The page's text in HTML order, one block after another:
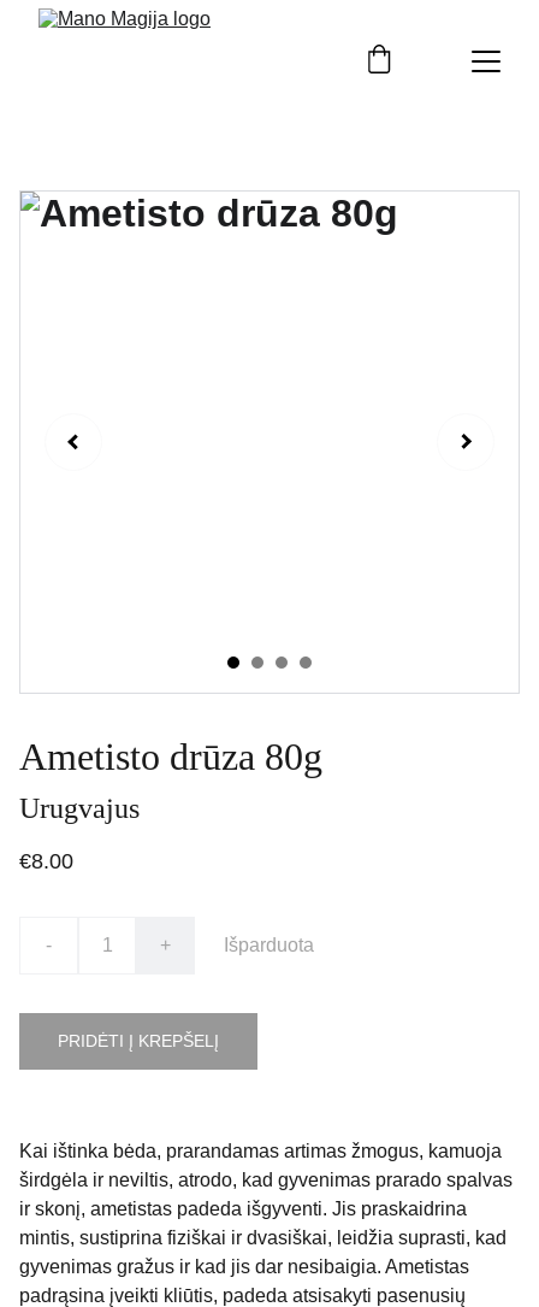
Ametisto drūza 80g
Urugvajus
€8.00
- + Išparduota
PRIDĖTI Į KREPŠELĮ
Kai ištinka bėda, prarandamas artimas žmogus, kamuoja
širdgėla ir neviltis, atrodo, kad gyvenimas prarado spalvas
ir skonį, ametistas padeda išgyventi. Jis praskaidrina
mintis, sustiprina fiziškai ir dvasiškai, leidžia suprasti, kad
gyvenimas gražus ir kad jis dar nesibaigia. Ametistas
padrąsina įveikti kliūtis, padeda atsisakyti pasenusių